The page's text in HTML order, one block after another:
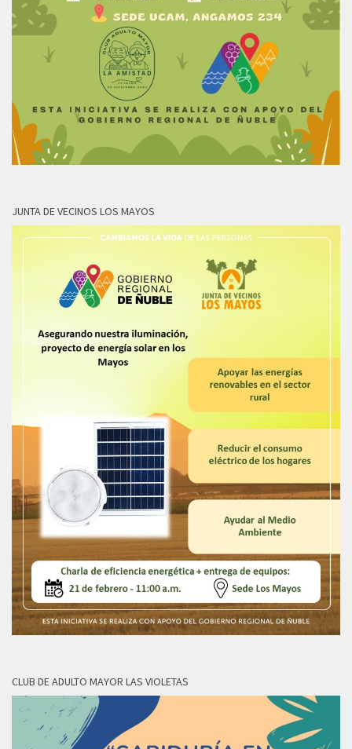
JUNTA DE VECINOS LOS MAYOS
CLUB DE ADULTO MAYOR LAS VIOLETAS